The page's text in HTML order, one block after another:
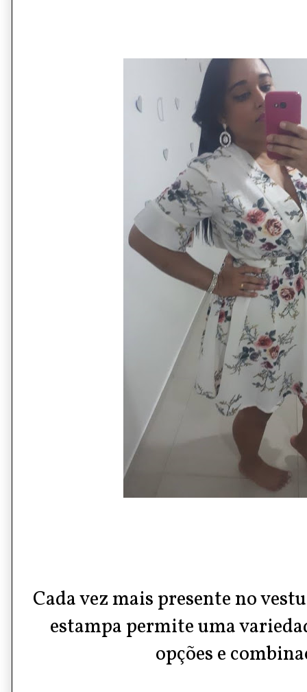
Cada vez mais presente no
estampa permite uma
opções e